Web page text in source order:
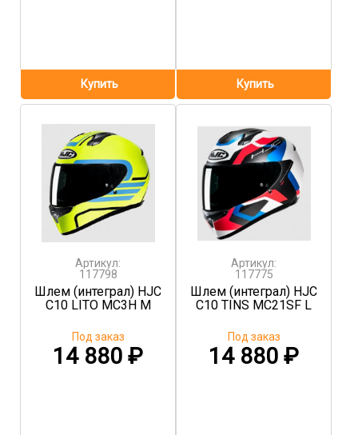
Артикул:
117798
Шлем (интеграл) HJC
C10 LITO MC3H M
14 880 ₽
Под заказ
Артикул:
117775
Шлем (интеграл) HJC
C10 TINS MC21SF L
14 880₽
Под заказ